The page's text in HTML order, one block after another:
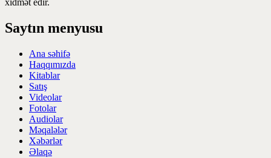
xidmət edir.
Saytın menyusu
Ana səhifə
Haqqımızda
Kitablar
Satış
Videolar
Fotolar
Audiolar
Məqalələr
Xəbərlər
Əlaqə